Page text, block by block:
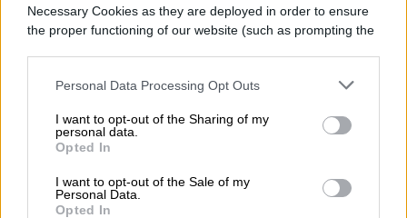
Necessary Cookies as they are deployed in order to ensure
the proper functioning of our website (such as prompting the
Personal Data Processing Opt Outs
I want to opt-out of the Sharing of my
personal data.
Opted In
I want to opt-out of the Sale of my
Personal Data.
Opted In